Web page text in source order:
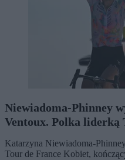
Niewiadoma-Phinney
Ventoux. Polka liderką
Katarzyna Niewiadoma-
Tour de France Kobiet,